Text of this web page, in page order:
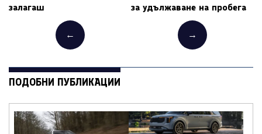
залагаш
←
за удължаване на пробега
→
ПОДОБНИ ПУБЛИКАЦИИ